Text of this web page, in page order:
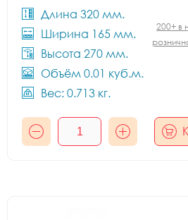
Длина 320 мм.
Ширина 165 мм.
Высота 270 мм.
Объём 0.01 куб.м.
Вес: 0.713 кг.
200+ в